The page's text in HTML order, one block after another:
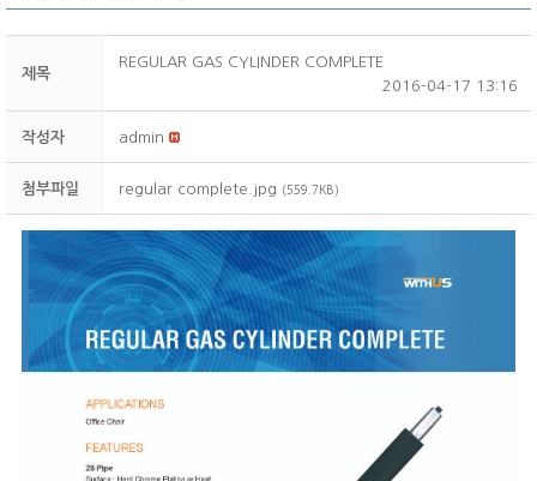
제목
REGULAR GAS CYLINDER COMPLETE
2016-04-17 13:16
작성자 admin
첨부파일 regular complete.jpg (559.7KB)